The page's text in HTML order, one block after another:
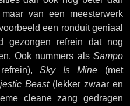
van een meesterwerk
een ronduit geniaal
gezongen refrein dat nog
Ook nummers als Sampo
Sky Is Mine (met
Beast(lekker zwaar en
cleane zang gedragen